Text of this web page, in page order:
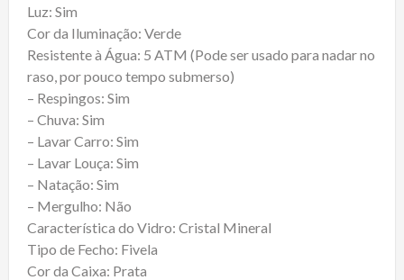
Luz: Sim
Cor da Iluminação: Verde
Resistente à Água: 5 ATM (Pode ser usado para nadar no
raso, por pouco tempo submerso)
– Respingos: Sim
– Chuva: Sim
– Lavar Carro: Sim
– Lavar Louça: Sim
– Natação: Sim
– Mergulho: Não
Característica do Vidro: Cristal Mineral
Tipo de Fecho: Fivela
Cor da Caixa: Prata